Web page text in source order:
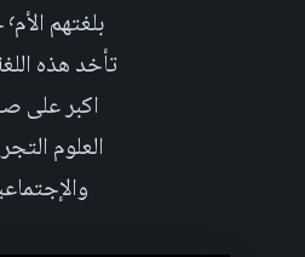
بلغتهم الأم٬ حتى
تأخد هذه اللغة دوراً
اكبر على صعيد
العلوم التجريبية
والإجتماعية.